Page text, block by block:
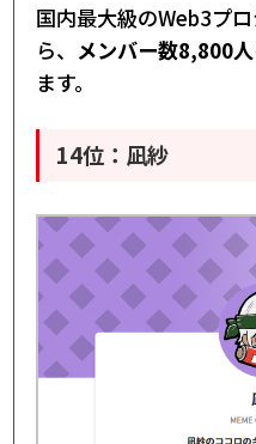
国内最大級のWeb3プ
ら、 メンバー数8,800人
ます。
14位：凪紗